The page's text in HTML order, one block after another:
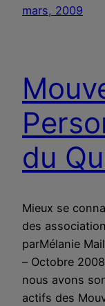
mars, 2009
du
Mieux se
des
parMélanie
– Octobre
nous avons
actifs des